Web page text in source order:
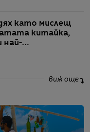
като мислещ
китайка,
най-
интервю с
виж още